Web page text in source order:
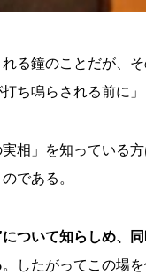
る鐘のことだが、
ち鳴らされる前に」
相」を知っている
である。
ついて知らしめ、
。したがってこの場